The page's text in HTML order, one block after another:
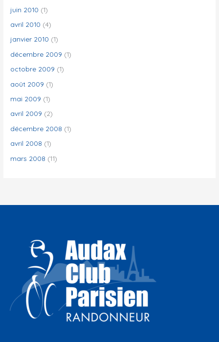
juin 2010 (1)
avril 2010 (4)
janvier 2010 (1)
décembre 2009 (1)
octobre 2009 (1)
août 2009 (1)
mai 2009 (1)
avril 2009 (2)
décembre 2008 (1)
avril 2008 (1)
mars 2008 (11)